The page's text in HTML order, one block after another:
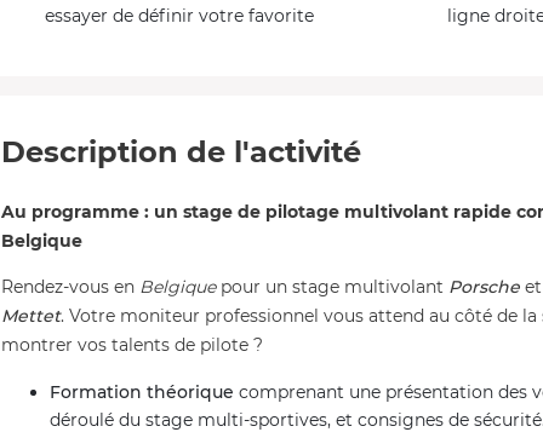
essayer de définir votre favorite
ligne
Description de l'activité
Au programme : un stage de pilotage multivolant rapide
Belgique
Rendez-vous en Belgiquepour un stage multivolant Porsche et
Mettet. Votre moniteur professionnel vous attend au côté de la
montrer vos talents de pilote ?
Formation théorique comprenant une présentation des
déroulé du stage multi-sportives, et consignes de sécurité.